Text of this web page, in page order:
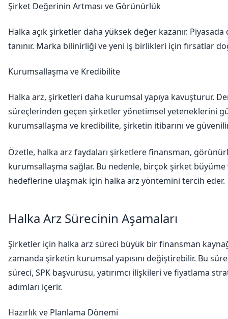
Şirket Değerinin Artması ve Görünürlük
Halka açık şirketler daha yüksek değer kazanır. Piyasada
tanınır. Marka bilinirliği ve yeni iş birlikleri için fırsatlar
Kurumsallaşma ve Kredibilite
Halka arz, şirketleri daha kurumsal yapıya kavuşturur.
süreçlerinden geçen şirketler yönetimsel yeteneklerini
kurumsallaşma ve kredibilite, şirketin itibarını ve
Özetle, halka arz faydaları şirketlere finansman,
kurumsallaşma sağlar. Bu nedenle, birçok şirket büyüme
hedeflerine ulaşmak için halka arz yöntemini tercih eder.
Halka Arz Sürecinin Aşamaları
Şirketler için halka arz süreci büyük bir finansman
zamanda şirketin kurumsal yapısını değiştirebilir. Bu
süreci, SPK başvurusu, yatırımcı ilişkileri ve fiyatlama
adımları içerir.
Hazırlık ve Planlama Dönemi